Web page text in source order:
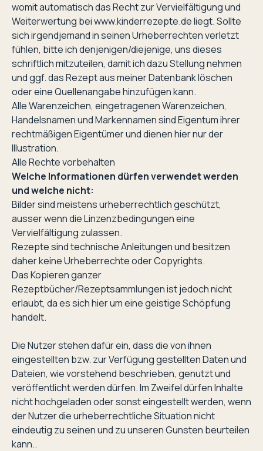
womit automatisch das Recht zur Vervielfältigung und
Weiterwertung bei www.kinderrezepte.de liegt. Sollte
sich irgendjemand in seinen Urheberrechten verletzt
fühlen, bitte ich denjenigen/diejenige, uns dieses
schriftlich mitzuteilen, damit ich dazu Stellung nehmen
und ggf. das Rezept aus meiner Datenbank löschen
oder eine Quellenangabe hinzufügen kann.
Alle Warenzeichen, eingetragenen Warenzeichen,
Handelsnamen und Markennamen sind Eigentum ihrer
rechtmäßigen Eigentümer und dienen hier nur der
Illustration.
Alle Rechte vorbehalten
Welche Informationen dürfen verwendet werden
und welche nicht:
Bilder sind meistens urheberrechtlich geschützt,
ausser wenn die Linzenzbedingungen eine
Vervielfältigung zulassen.
Rezepte sind technische Anleitungen und besitzen
daher keine Urheberrechte oder Copyrights.
Das Kopieren ganzer
Rezeptbücher/Rezeptsammlungen ist jedoch nicht
erlaubt, da es sich hier um eine geistige Schöpfung
handelt.
Die Nutzer stehen dafür ein, dass die von ihnen
eingestellten bzw. zur Verfügung gestellten Daten und
Dateien, wie vorstehend beschrieben, genutzt und
veröffentlicht werden dürfen. Im Zweifel dürfen Inhalte
nicht hochgeladen oder sonst eingestellt werden, wenn
der Nutzer die urheberrechtliche Situation nicht
eindeutig zu seinen und zu unseren Gunsten beurteilen
kann..